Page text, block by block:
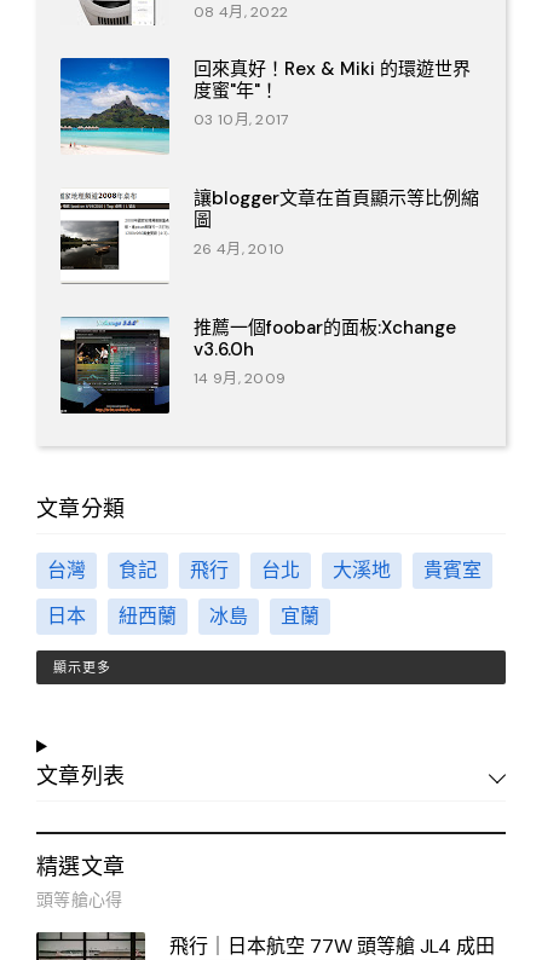
08 4月, 2022
回來真好！Rex & Miki 的環遊世界
度蜜"年"！
03 10月, 2017
讓blogger文章在首頁顯示等比例縮
圖
26 4月, 2010
推薦一個foobar的面板:Xchange
v3.6.0h
14 9月, 2009
文章分類
台灣 食記 飛行 台北 大溪地
貴賓室
日本
紐西蘭 冰島 宜蘭
顯示更多
文章列表
精選文章
頭等艙心得
飛行｜日本航空 77W 頭等艙 JL4 成田